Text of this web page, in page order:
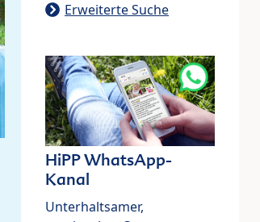
Erweiterte Suche
HiPP WhatsApp-
Kanal
Unterhaltsamer,